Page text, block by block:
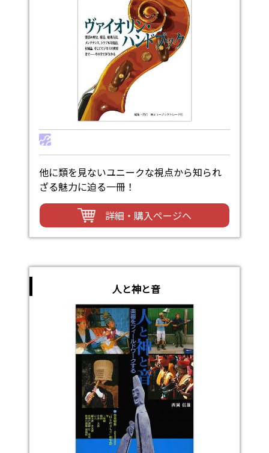
他に類を見ないユニークな視点から知られ
ざる魅力に迫る一冊！
詳細・購入ページへ
人と神と音